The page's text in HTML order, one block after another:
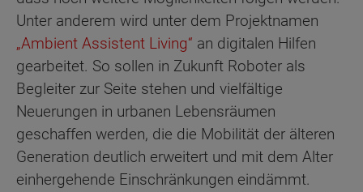
Unter anderem wird unter dem Projektnamen
„Ambient Assistent Living“ an digitalen Hilfen
gearbeitet. So sollen in Zukunft Roboter als
Begleiter zur Seite stehen und vielfältige
Neuerungen in urbanen Lebensräumen
geschaffen werden, die die Mobilität der älteren
Generation deutlich erweitert und mit dem Alter
einhergehende Einschränkungen eindämmt.